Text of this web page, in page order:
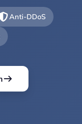
Anti-DDoS